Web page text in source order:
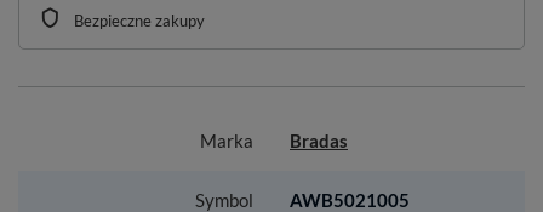
Bezpieczne zakupy
Marka Bradas
Symbol AWB5021005